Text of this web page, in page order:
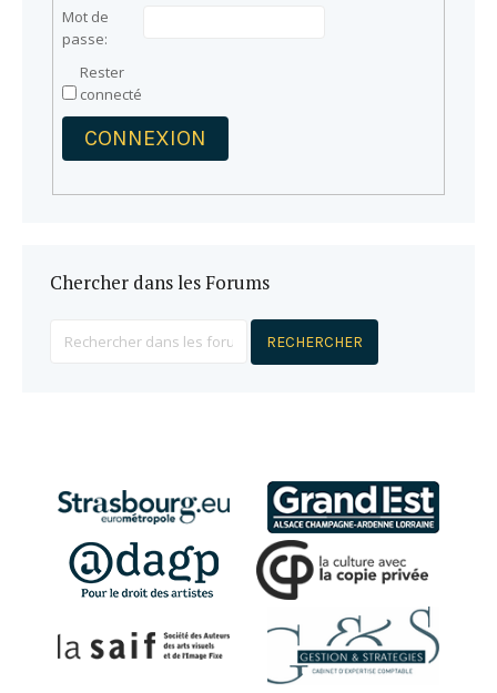
Mot de
passe:
Rester
connecté
CONNEXION
Chercher dans les Forums